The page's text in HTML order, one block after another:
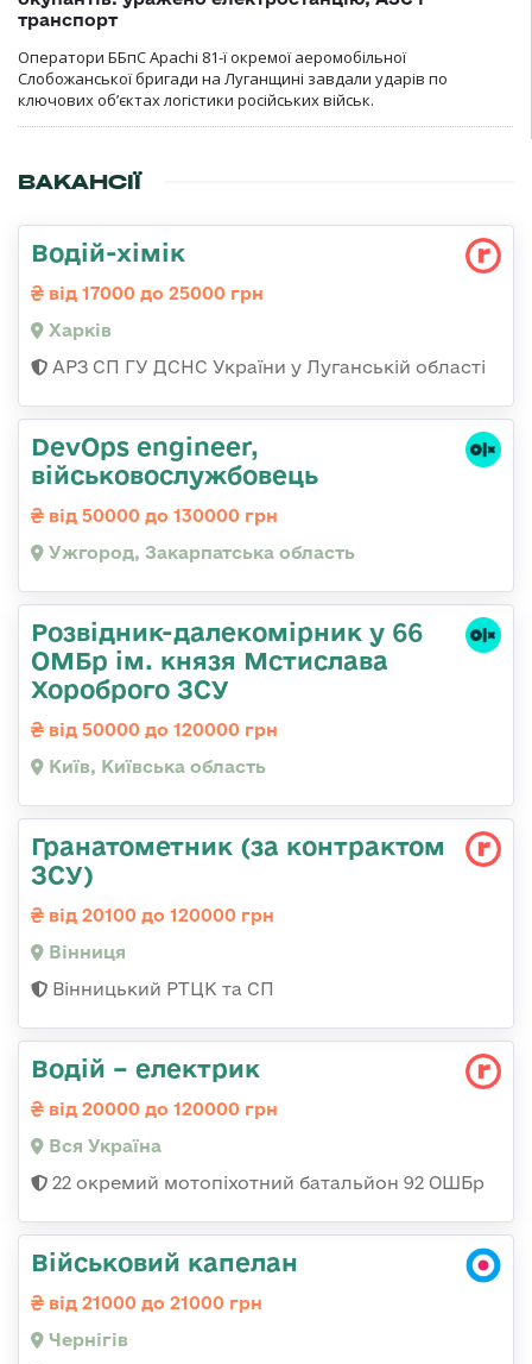
транспорт
Оператори ББпС Apachi 81-ї окремої аеромобільної
Слобожанської бригади на Луганщині завдали ударів по
ключових об’єктах логістики російських військ.
ВАКАНСІЇ
Водій-хімік
від 17000 до 25000 грн
Харків
АРЗ СП ГУ ДСНС України у Луганській області
DevOps engineer,
військовослужбовець
від 50000 до 130000 грн
Ужгород, Закарпатська область
Розвідник-далекомірник у 66
ОМБр ім. князя Мстислава
Хороброго ЗСУ
від 50000 до 120000 грн
Київ, Київська область
Гранатометник (за контрактом
ЗСУ)
від 20100 до 120000 грн
Вінниця
Вінницький РТЦК та СП
Водій – електрик
від 20000 до 120000 грн
Вся Україна
22 окремий мотопіхотний батальйон 92 ОШБр
Військовий капелан
від 21000 до 21000 грн
Чернігів